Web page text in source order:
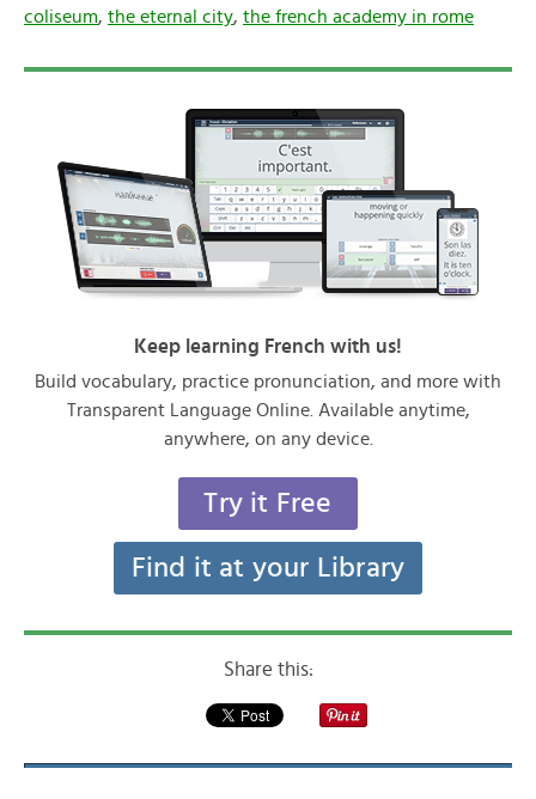
coliseum, the eternal city, the french academy in rome
Keep learning French with us!
Build vocabulary, practice pronunciation, and more with
Transparent Language Online. Available anytime,
anywhere, on any device.
Try it Free
Find it at your Library
Share this: